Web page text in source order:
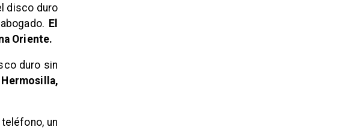
disco duro
El
Oriente.
duro sin
un